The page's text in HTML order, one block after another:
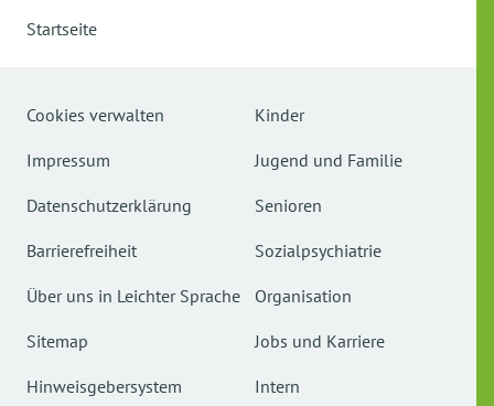
Startseite
Cookies verwalten
Impressum
Datenschutzerklärung
Barrierefreiheit
Über uns in Leichter Sprache
Sitemap
Hinweisgebersystem
Kinder
Jugend und Familie
Senioren
Sozialpsychiatrie
Organisation
Jobs und Karriere
Intern